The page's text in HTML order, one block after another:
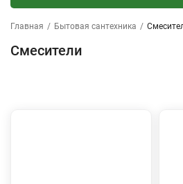
Главная / Бытовая сантехника /
Смесители